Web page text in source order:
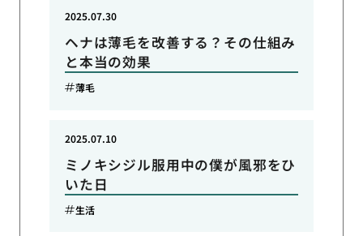
ヘナは薄毛を改善する？その仕組み
と本当の効果
2025.07.30
薄毛
ミノキシジル服用中の僕が風邪をひ
いた日
2025.07.10
生活